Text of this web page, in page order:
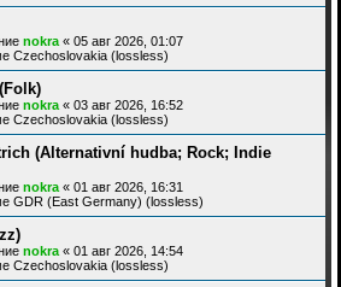
nokra « 05 авг 2026, 01:07
Czechoslovakia (lossless)
nokra « 03 авг 2026, 16:52
Czechoslovakia (lossless)
(Alternativní hudba; Rock; Indie
nokra « 01 авг 2026, 16:31
GDR (East Germany) (lossless)
nokra « 01 авг 2026, 14:54
Czechoslovakia (lossless)